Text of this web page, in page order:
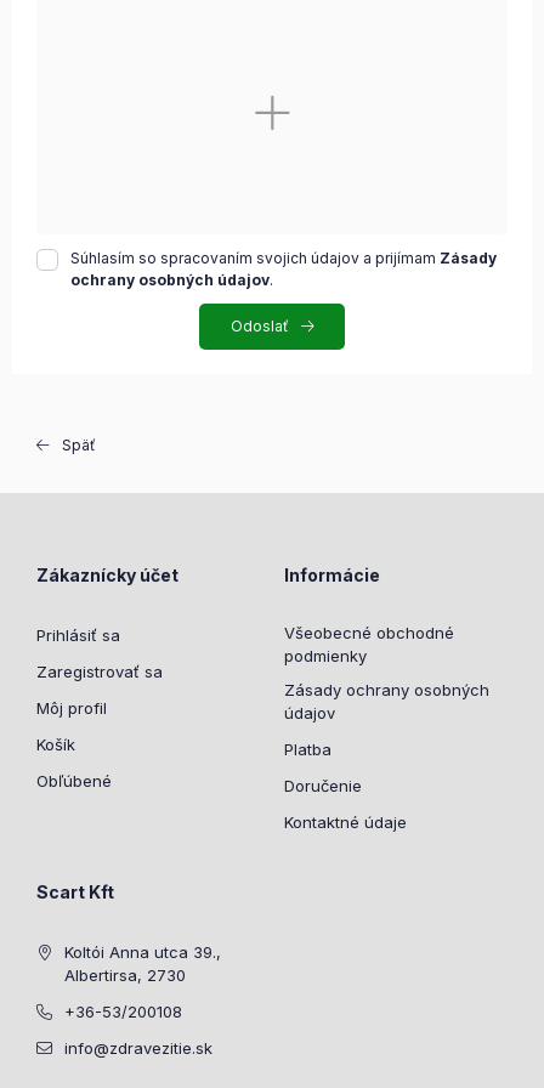
Súhlasím so spracovaním svojich údajov a prijímam Zásady
ochrany osobných údajov.
Odoslať
Späť
Zákaznícky účet
Prihlásiť sa
Zaregistrovať sa
Môj profil
Košík
Obľúbené
Informácie
Všeobecné obchodné
podmienky
Zásady ochrany osobných
údajov
Platba
Doručenie
Kontaktné údaje
Scart Kft
Koltói Anna utca 39.,
Albertirsa, 2730
+36-53/200108
info@zdravezitie.sk